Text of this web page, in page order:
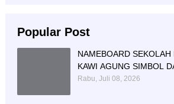
Popular Post
NAMEBOARD
KAWI AGUNG SIMBOL
PENDIDIKAN
Rabu, Juli 08, 2026